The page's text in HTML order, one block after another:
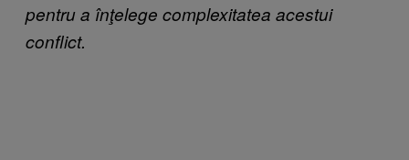
pentru a înţelege complexitatea acestui
conflict.